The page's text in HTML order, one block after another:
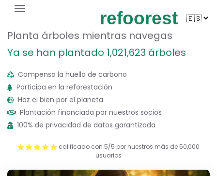
refoorest
Planta árboles mientras navegas
Ya se han plantado 1,021,623 árboles
Compensa la huella de carbono
Participa en la reforestación
Haz el bien por el planeta
Plantación financiada por nuestros socios
100% de privacidad de datos garantizada
calificado con 5/5 por nuestros más de 50,000
usuarios